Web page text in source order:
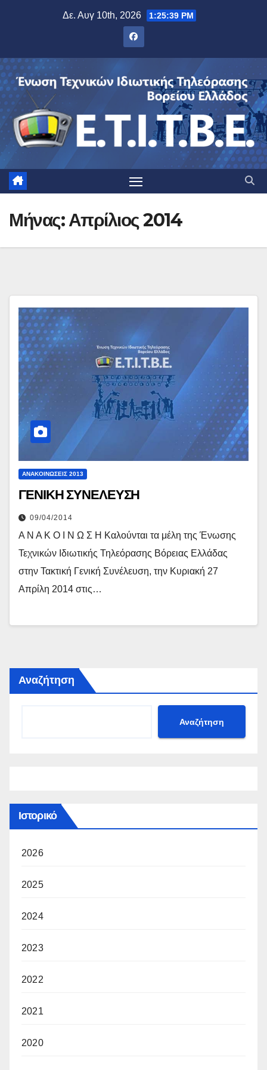
Δε. Αυγ 10th, 2026 1:25:39 PM
Μήνας:Απρίλιος 2014
ΑΝΑΚΟΙΝΏΣΕΙΣ 2013
ΓΕΝΙΚΗ ΣΥΝΕΛΕΥΣΗ
09/04/2014
Α Ν Α Κ Ο Ι Ν Ω Σ Η Καλούνται τα μέλη της Ένωσης
Τεχνικών Ιδιωτικής Τηλεόρασης Βόρειας Ελλάδας
στην Τακτική Γενική Συνέλευση, την Κυριακή 27
Απρίλη 2014 στις…
Αναζήτηση
Αναζήτηση
Ιστορικό
2026
2025
2024
2023
2022
2021
2020